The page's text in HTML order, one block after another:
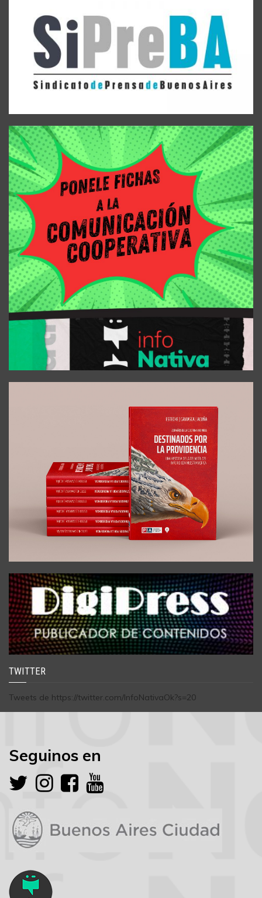
TWITTER
Tweets de https://twitter.com/InfoNativaOk?s=20
Seguinos en